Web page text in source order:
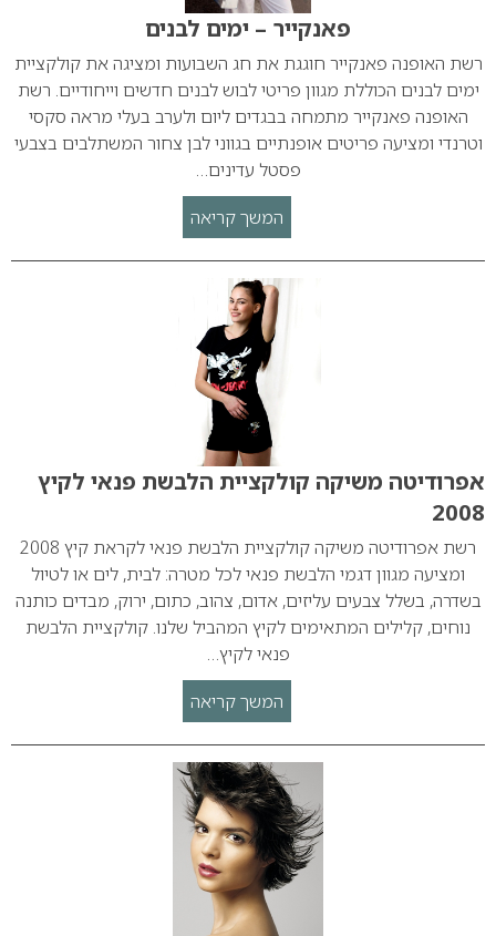
פאנקייר – ימים לבנים
רשת האופנה פאנקייר חוגגת את חג השבועות ומציגה את קולקציית
ימים לבנים הכוללת מגוון פריטי לבוש לבנים חדשים וייחודיים. רשת
האופנה פאנקייר מתמחה בבגדים ליום ולערב בעלי מראה סקסי
וטרנדי ומציעה פריטים אופנתיים בגווני לבן צחור המשתלבים בצבעי
פסטל עדינים…
המשך קריאה
אפרודיטה משיקה קולקציית הלבשת פנאי לקיץ
2008
רשת אפרודיטה משיקה קולקציית הלבשת פנאי לקראת קיץ 2008
ומציעה מגוון דגמי הלבשת פנאי לכל מטרה: לבית, לים או לטיול
בשדרה, בשלל צבעים עליזים, אדום, צהוב, כתום, ירוק, מבדים כותנה
נוחים, קלילים המתאימים לקיץ המהביל שלנו. קולקציית הלבשת
פנאי לקיץ…
המשך קריאה